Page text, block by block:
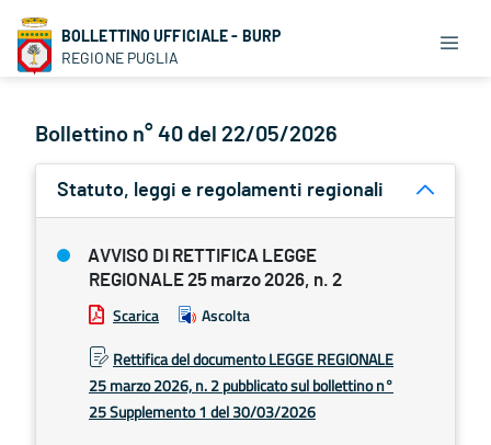
BOLLETTINO UFFICIALE - BURP
REGIONE PUGLIA
Bollettino n° 40 del 22/05/2026
Statuto, leggi e regolamenti regionali
AVVISO DI RETTIFICA LEGGE
REGIONALE 25 marzo 2026, n. 2
Scarica
Ascolta
Rettifica del documento LEGGE REGIONALE
25 marzo 2026, n. 2 pubblicato sul bollettino n°
25 Supplemento 1 del 30/03/2026